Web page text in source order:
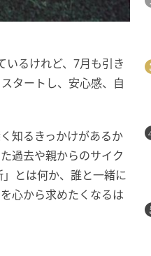
いるけれど、7月も引き
タートし、安心感、自
知るきっかけがあるか
過去や親からのサイク
とは何か、誰と一緒に
心から求めたくなるは